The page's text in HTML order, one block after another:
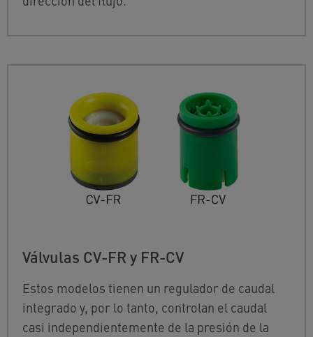
Válvulas CV-FR y FR-CV
Estos modelos tienen un regulador de caudal
integrado y, por lo tanto, controlan el caudal
casi independientemente de la presión de la